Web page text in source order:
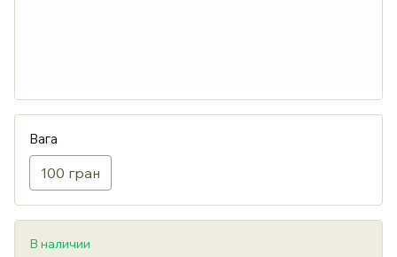
Вага
100 гран
В наличии